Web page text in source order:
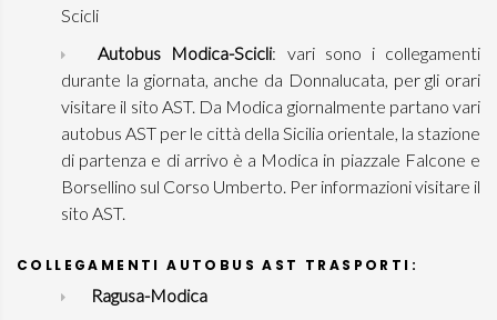
Scicli
Autobus Modica-Scicli: vari sono i collegamenti
durante la giornata, anche da Donnalucata, per gli orari
visitare il sito AST. Da Modica giornalmente partano vari
autobus AST per le città della Sicilia orientale, la stazione
di partenza e di arrivo è a Modica in piazzale Falcone e
Borsellino sul Corso Umberto. Per informazioni visitare il
sito AST.
COLLEGAMENTI AUTOBUS AST TRASPORTI:
Ragusa-Modica